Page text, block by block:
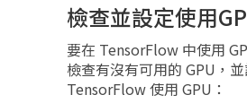
檢查並設定使用
要在 TensorFlow 中使用
檢查有沒有可用的 GPU，
TensorFlow 使用 GPU：